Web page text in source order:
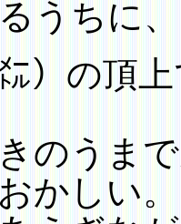
うちに、
）の頂
のうま
かしい。